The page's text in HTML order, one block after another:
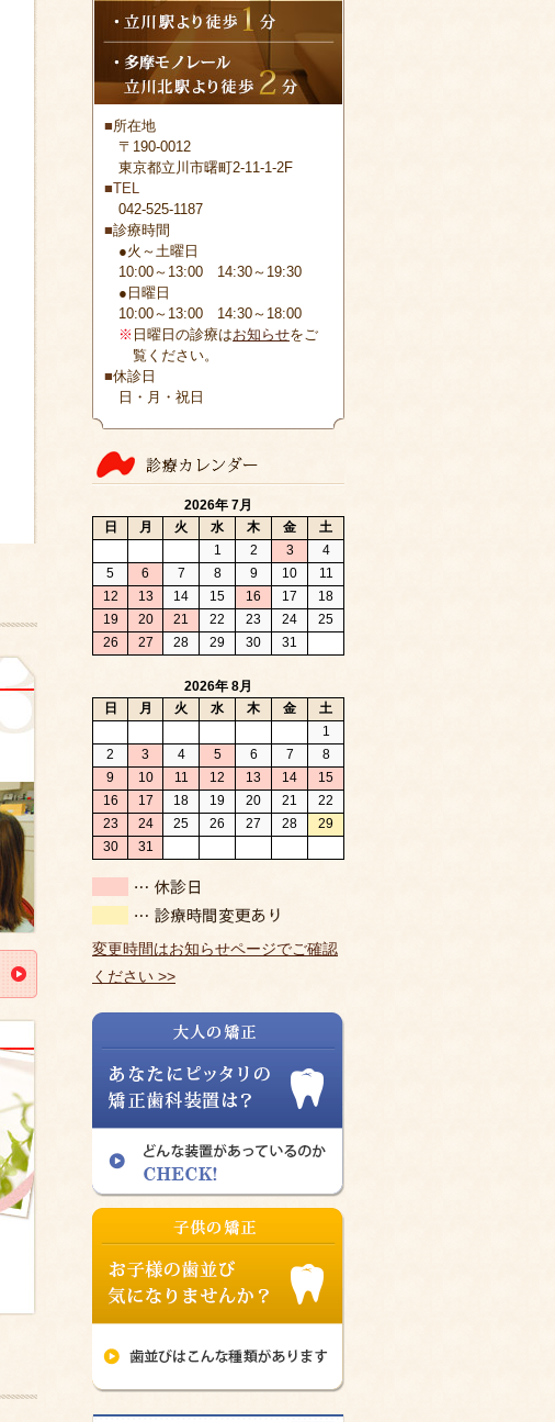
■所在地
〒190-0012
東京都立川市曙町2-11-1-2F
■TEL
042-525-1187
■診療時間
●火～土曜日
10:00～13:00 14:30～19:30
●日曜日
10:00～13:00 14:30～18:00
※ 日曜日の診療はお知らせをご
覧ください。
■休診日
日・月・祝日
変更時間はお知らせページでご確認
ください >>